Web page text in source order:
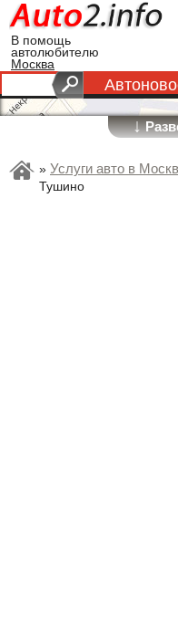
В помощь
автолюбителю
Москва
↓
» Услуги авто в
Тушино